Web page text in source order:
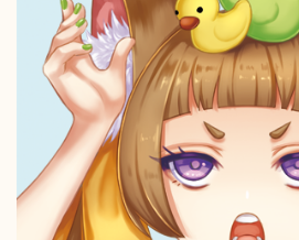
PORTFOLIO 作品一覧
ORIGINAL 個人制作
MINI CHARACTER ミニキャラ
WORKS 制作実績
SHOP 通販